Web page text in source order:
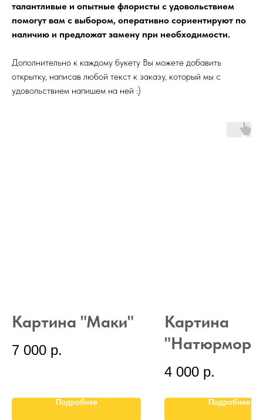
талантливые и опытные флористы с удовольствием
помогут вам с выбором, оперативно сориентируют по
наличию и предложат замену при необходимости.
Дополнительно к каждому букету Вы можете добавить
открытку, написав любой текст к заказу, который мы с
удовольствием напишем на ней :)
Картина "Маки"
7 000 р.
Подробнее
Картина
4 000 р.
Подробнее